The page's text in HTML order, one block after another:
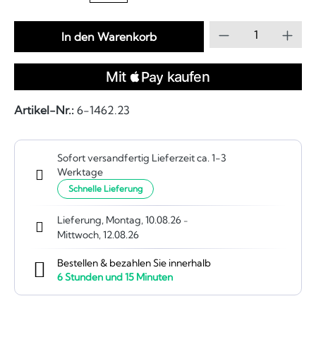
Produkt
In den Warenkorb
Artikel-Nr.: 6-1462.23
Sofort versandfertig Lieferzeit ca. 1-3
Werktage
Schnelle Lieferung
Lieferung, Montag, 10.08.26 -
Mittwoch, 12.08.26
Bestellen & bezahlen Sie innerhalb
6Stunden und15 Minuten